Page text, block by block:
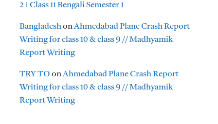
2। Class 11 Bengali Semester 1
BangladeshonAhmedabad Plane Crash Report
Writing for class 10 & class 9 // Madhyamik
Report Writing
TRY TO onAhmedabad Plane Crash Report
Writing for class 10 & class 9 // Madhyamik
Report Writing